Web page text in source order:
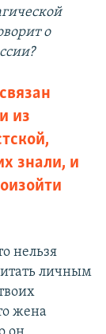
о
из
знали, и
нельзя
личным
жена